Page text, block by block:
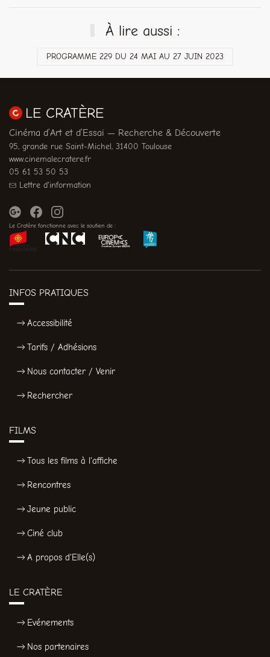
À lire aussi :
PROGRAMME 229 DU 24 MAI AU 27 JUIN 2023
LE CRATÈRE
Cinéma d’Art et d’Essai — Recherche & Découverte
95, grande rue Saint-Michel, 31400 Toulouse
www.cinemalecratere.fr
05 61 53 50 53
Lettre d'information
Le Cratère fonctionne avec le soutien de :
INFOS PRATIQUES
Accessibilité
Tarifs / Adhésions
Nous contacter / Venir
Rechercher
FILMS
Tous les films à l'affiche
Rencontres
Jeune public
Ciné club
A propos d'Elle(s)
LE CRATÈRE
Evénements
Nos partenaires